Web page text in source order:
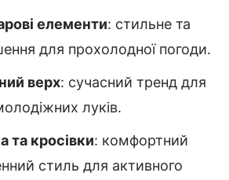
елементи: стильне та
для прохолодної погоди.
верх: сучасний тренд для
луків.
та кросівки: комфортний
стиль для активного